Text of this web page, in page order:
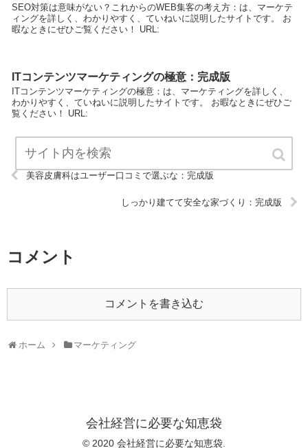
SEO対策は意味がない？これからのWEB集客の考え方：は、マーケテ
ィングを詳しく、わかりやすく、ていねいに説明したサイトです。 お
暇なときにぜひご覧ください！ URL:
ITコンテンツマーケティングの極意：完成版
ITコンテンツマーケティングの極意：は、マーケティングを詳しく、
わかりやすく、ていねいに説明したサイトです。 お暇なときにぜひご
覧ください！ URL:
美容皮膚科はユーザー口コミで選ぶな：完成版
しっかり建てて安全な家づくり：完成版
コメント
コメントを書き込む
ホーム マーケティング
会社経営に必要な知恵袋
© 2020 会社経営に必要な知恵袋.